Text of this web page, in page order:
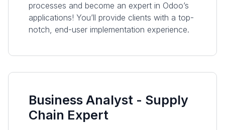
processes and become an expert in Odoo’s
applications! You’ll provide clients with a top-
notch, end-user implementation experience.
Business Analyst - Supply
Chain Expert